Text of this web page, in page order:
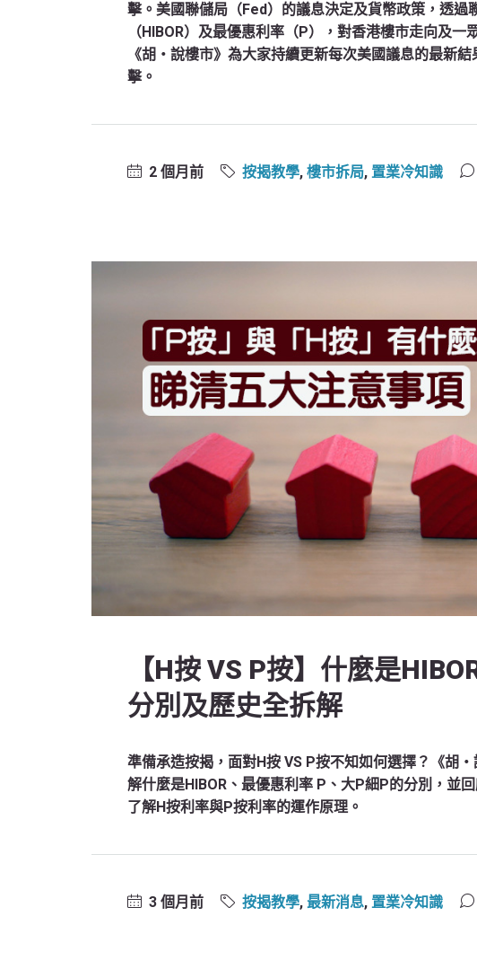
擊。美國聯儲局（Fed）的議息決定及貨幣政策，透過
（HIBOR）及最優惠利率（P），對香港樓市走向及
《胡‧說樓市》為大家持續更新每次美國議息的最新
擊。
2 個月前 按揭教學, 樓市拆局, 置業冷知識
【H按 VS P按】什麼是
分別及歷史全拆解
準備承造按揭，面對H按 VS P按不知如何選擇？《胡
解什麼是HIBOR、最優惠利率 P、大P細P的分別，並
了解H按利率與P按利率的運作原理。
3 個月前 按揭教學, 最新消息, 置業冷知識